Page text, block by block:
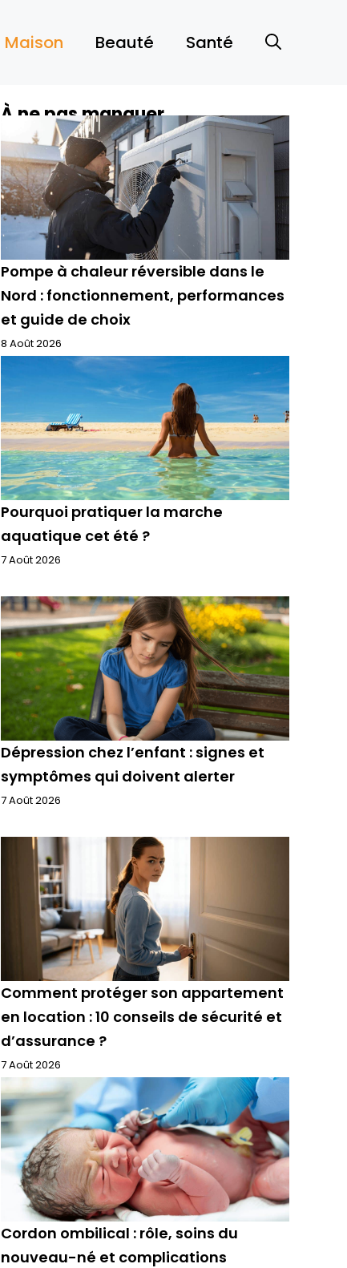
Maison Beauté Santé
À ne pas manquer
Pompe à chaleur réversible dans le
Nord : fonctionnement, performances
et guide de choix
8 Août 2026
Pourquoi pratiquer la marche
aquatique cet été ?
7 Août 2026
Dépression chez l’enfant : signes et
symptômes qui doivent alerter
7 Août 2026
Comment protéger son appartement
en location : 10 conseils de sécurité et
d’assurance ?
7 Août 2026
Cordon ombilical : rôle, soins du
nouveau-né et complications